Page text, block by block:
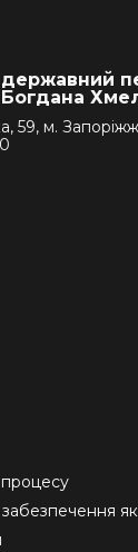
Богдана
59, м.
процесу